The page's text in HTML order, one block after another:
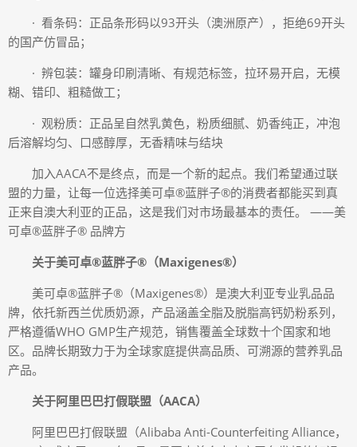
· 看条码：正品条形码以93开头（澳洲原产），拒绝69开头
的国产仿冒品；
· 辨包装：罐身印刷清晰、有规范标签，拉环易开启，无模
糊、错印、粗糙做工；
· 观粉质：正品呈自然乳黄色，粉质细腻、奶香纯正，冲泡
后溶解均匀、口感醇厚，无香精味与结块
加入AACA不是终点，而是一个新的起点。我们希望通过联
盟的力量，让每一位选择美可卓®蓝胖子®的消费者都能买到真
正来自澳大利亚的正品，这是我们对市场最基本的责任。 ——美
可卓®蓝胖子® 品牌方
关于美可卓®蓝胖子®（Maxigenes®）
美可卓®蓝胖子®（Maxigenes®）是澳大利亚专业乳品品
牌，依托新西兰优质奶源，产品涵盖全脂及脱脂高钙奶粉系列，
严格遵循WHO GMP生产规范，销售覆盖全球数十个国家和地
区。品牌长期致力于为全球家庭提供高品质、可溯源的营养乳品
产品。
关于阿里巴巴打假联盟（AACA）
阿里巴巴打假联盟（Alibaba Anti-Counterfeiting Alliance，